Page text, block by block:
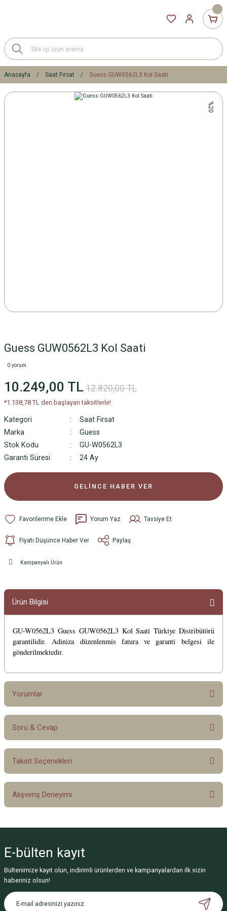
Anasayfa Saat Fırsat Guess GUW0562L3 Kol Saati
%20
Guess GUW0562L3 Kol Saati
0 yorum
10.249,00 TL 12.820,00 TL
*1.138,78 TL den başlayan taksitlerle!
Kategori
Saat Fırsat
Marka
Guess
Stok Kodu
GU-W0562L3
Garanti Süresi
24 Ay
GELİNCE HABER VER
Yorum Yaz Tavsiye Et
Fiyatı Düşünce Haber Ver Paylaş
Kampanyalı Ürün
Ürün Bilgisi
GU-W0562L3 Guess GUW0562L3 Kol Saati Türkiye Distribütörü
garantilidir. Adiniza düzenlenmis fatura ve garanti belgesi ile
gönderilmektedir.
Yorumlar
Bu ürüne ilk yorumu siz yapın!
Soru & Cevap
Ürün hakkında henüz soru sorulmamış.
Taksit Seçenekleri
Alışveriş Deneyimi
Deneyimini Paylaş
E-bülten kayıt
Bültenimize kayıt olun, indirimli ürünlerden ve kampanyalardan ilk sizin
haberiniz olsun!